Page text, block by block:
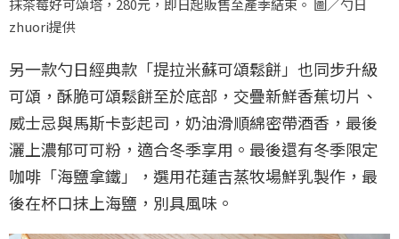
抹茶莓好可頌塔，280元，即日起販售至產季結束。 圖／勺日
zhuori提供
另一款勺日經典款「提拉米蘇可頌鬆餅」也同步升級
可頌，酥脆可頌鬆餅至於底部，交疊新鮮香蕉切片、
威士忌與馬斯卡彭起司，奶油滑順綿密帶酒香，最後
灑上濃郁可可粉，適合冬季享用。最後還有冬季限定
咖啡「海鹽拿鐵」，選用花蓮吉蒸牧場鮮乳製作，最
後在杯口抹上海鹽，別具風味。